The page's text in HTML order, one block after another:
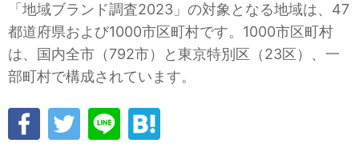
「地域ブランド調査2023」の対象となる地域は、47
都道府県および1000市区町村です。1000市区町村
は、国内全市（792市）と東京特別区（23区）、一
部町村で構成されています。